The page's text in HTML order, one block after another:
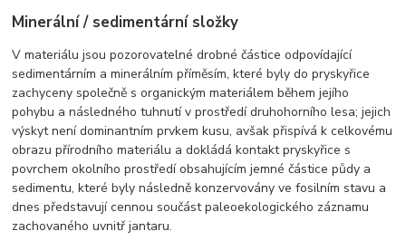
Minerální / sedimentární složky
V materiálu jsou pozorovatelné drobné částice odpovídající
sedimentárním a minerálním příměsím, které byly do pryskyřice
zachyceny společně s organickým materiálem během jejího
pohybu a následného tuhnutí v prostředí druhohorního lesa; jejich
výskyt není dominantním prvkem kusu, avšak přispívá k celkovému
obrazu přírodního materiálu a dokládá kontakt pryskyřice s
povrchem okolního prostředí obsahujícím jemné částice půdy a
sedimentu, které byly následně konzervovány ve fosilním stavu a
dnes představují cennou součást paleoekologického záznamu
zachovaného uvnitř jantaru.